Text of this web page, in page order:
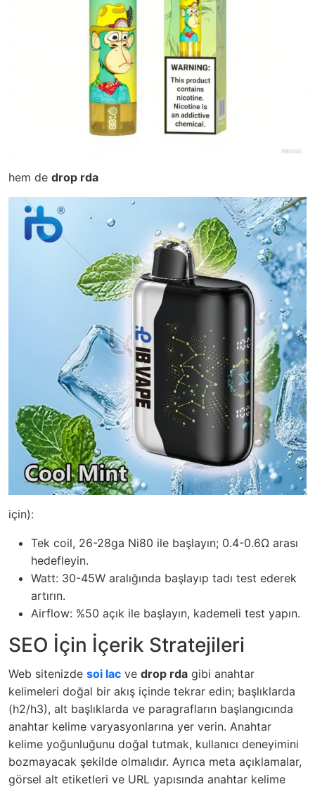
hem de drop rda
için):
Tek coil, 26-28ga Ni80 ile başlayın; 0.4-0.6Ω arası
hedefleyin.
Watt: 30-45W aralığında başlayıp tadı test ederek
artırın.
Airflow: %50 açık ile başlayın, kademeli test yapın.
SEO İçin İçerik Stratejileri
Web sitenizde soi lac ve drop rda gibi anahtar
kelimeleri doğal bir akış içinde tekrar edin; başlıklarda
(h2/h3), alt başlıklarda ve paragrafların başlangıcında
anahtar kelime varyasyonlarına yer verin. Anahtar
kelime yoğunluğunu doğal tutmak, kullanıcı deneyimini
bozmayacak şekilde olmalıdır. Ayrıca meta açıklamalar,
görsel alt etiketleri ve URL yapısında anahtar kelime